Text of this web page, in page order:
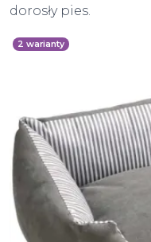
dorosły pies.
2 warianty